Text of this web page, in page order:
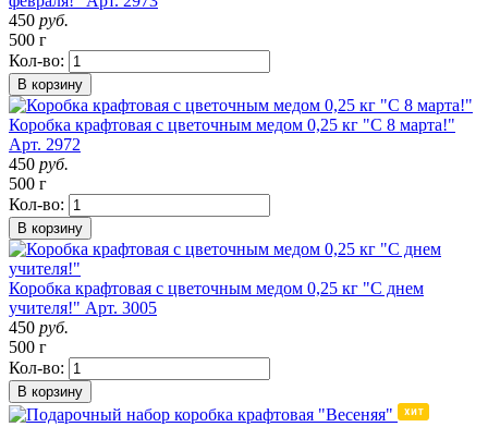
450 руб.
500 г
Кол-во:
В корзину
Коробка крафтовая с цветочным медом 0,25 кг "С 8 марта!"
Арт. 2972
450 руб.
500 г
Кол-во:
В корзину
Коробка крафтовая с цветочным медом 0,25 кг "С днем
учителя!" Арт. 3005
450 руб.
500 г
Кол-во:
В корзину